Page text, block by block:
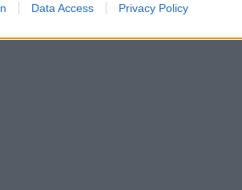
Data Access Privacy Policy